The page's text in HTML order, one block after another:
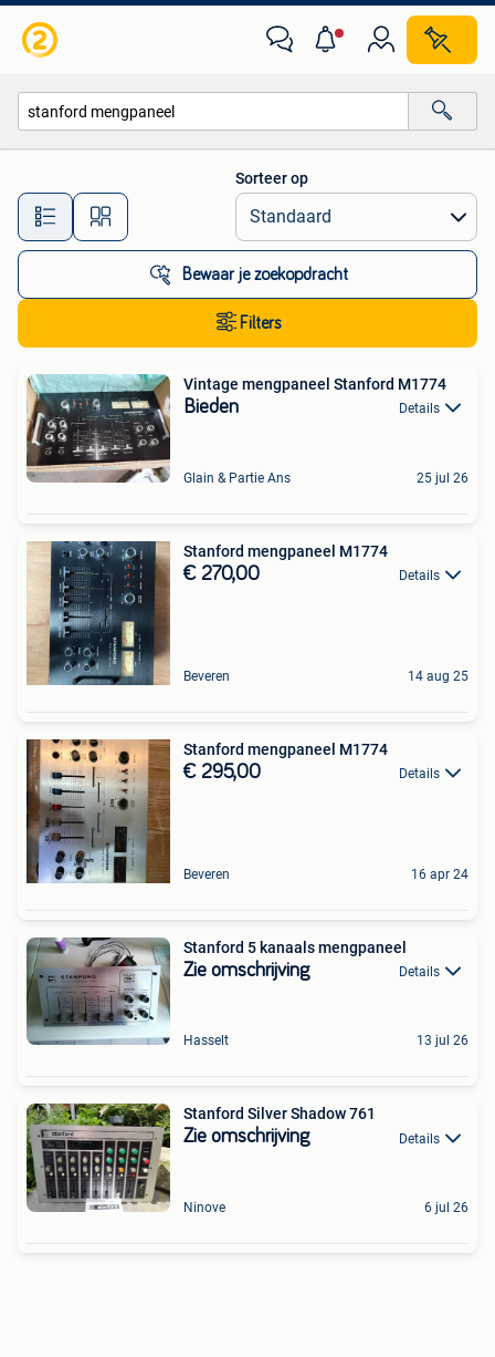
Alle afstanden…
Sorteer op
Bewaar je zoekopdracht
Filters
Vintage mengpaneel Stanford M1774
Bieden Details
Glain & Partie Ans 25 jul 26
Stanford mengpaneel M1774
€ 270,00 Details
Beveren 14 aug 25
Stanford mengpaneel M1774
€ 295,00 Details
Beveren 16 apr 24
Stanford 5 kanaals mengpaneel
Zie omschrijving Details
Hasselt 13 jul 26
Stanford Silver Shadow 761
Zie omschrijving Details
Ninove 6 jul 26